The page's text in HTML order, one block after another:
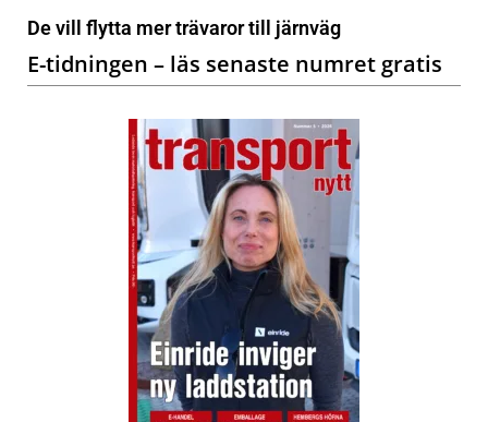
De vill flytta mer trävaror till järnväg
E-tidningen – läs senaste numret gratis